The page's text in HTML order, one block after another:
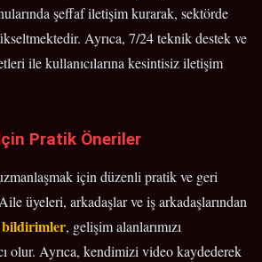
şeffaf iletişim kurarak, sektörde
Ayrıca, 7/24 teknik destek ve
ile kullanıcılarına kesintisiz iletişim
Pratik Öneriler
için düzenli pratik ve geri
üyeleri, arkadaşlar ve iş arkadaşlarından
, gelişim alanlarımızı
olur. Ayrıca, kendimizi video kaydederek